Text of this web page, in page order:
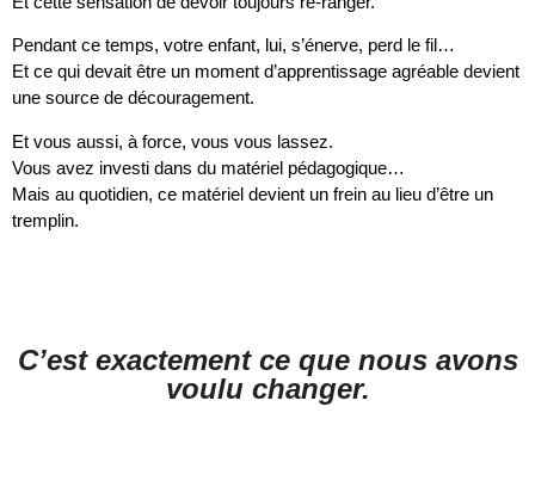
Pendant ce temps, votre enfant, lui, s’énerve, perd le fil…
Et ce qui devait être un moment d’apprentissage agréable devient
une source de découragement.
Et vous aussi, à force, vous vous lassez.
Vous avez investi dans du matériel pédagogique…
Mais au quotidien, ce matériel devient un frein au lieu d’être un
tremplin.
C’est exactement ce que nous avons
voulu changer.